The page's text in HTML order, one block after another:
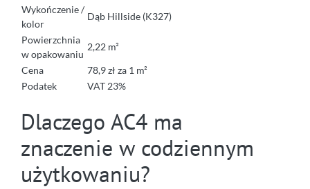
Wykończenie /
kolor
Dąb Hillside (K327)
Powierzchnia
w opakowaniu
2,22 m²
Cena
78,9 zł za 1 m²
Podatek
VAT 23%
Dlaczego AC4 ma
znaczenie w codziennym
użytkowaniu?